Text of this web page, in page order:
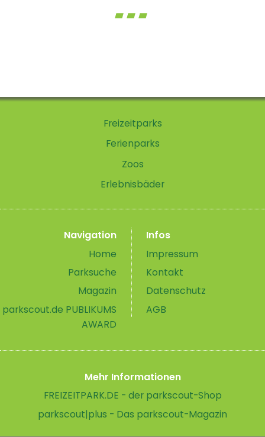
Freizeitparks
Ferienparks
Zoos
Erlebnisbäder
Navigation
Home
Parksuche
Magazin
parkscout.de PUBLIKUMS
AWARD
Infos
Impressum
Kontakt
Datenschutz
AGB
Mehr Informationen
FREIZEITPARK.DE - der parkscout-Shop
parkscout|plus - Das parkscout-Magazin